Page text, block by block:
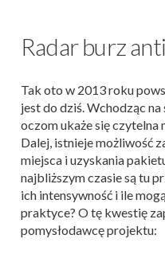
Radar burz
Tak oto w 2013 roku
jest do dziś. Wchodząc
oczom ukaże się czytelna
Dalej, istnieje możliwość
miejsca i uzyskania
najbliższym czasie są tu
ich intensywność i ile
praktyce? O tę kwestię
pomysłodawcę projektu: